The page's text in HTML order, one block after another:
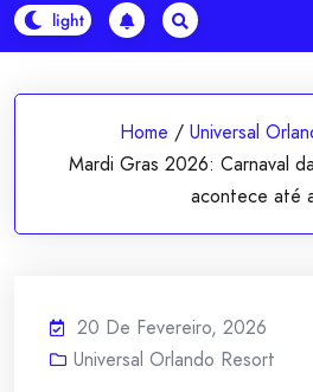
Home / Universal
Mardi Gras 2026: Carnaval
acontece até
20 De Fevereiro, 2026
Universal Orlando Resort